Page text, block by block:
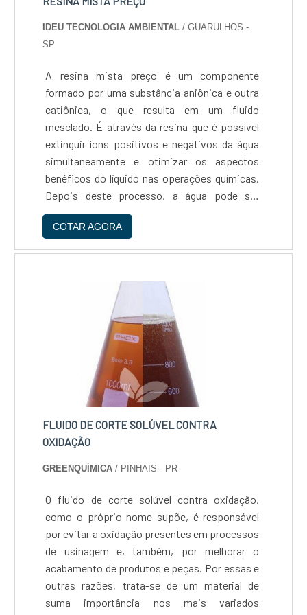
IDEU TECNOLOGIA AMBIENTAL / GUARULHOS -
SP
A resina mista preço é um componente
formado por uma substância aniônica e outra
catiônica, o que resulta em um fluido
mesclado. É através da resina que é possível
extinguir íons positivos e negativos da água
simultaneamente e otimizar os aspectos
benéficos do líquido nas operações químicas.
Depois deste processo, a água pode ser
introduzida em: Radiadores, Baterias,
Laboratórios químicos, Aquários, Peças
mecânicas variadas, Entre outras situa....
COTAR AGORA
FLUIDO DE CORTE SOLÚVEL CONTRA
OXIDAÇÃO
GREENQUÍMICA / PINHAIS - PR
O fluido de corte solúvel contra oxidação,
como o próprio nome supõe, é responsável
por evitar a oxidação presentes em processos
de usinagem e, também, por melhorar o
acabamento de produtos e peças. Por essas e
outras razões, trata-se de um material de
suma importância nos mais variados